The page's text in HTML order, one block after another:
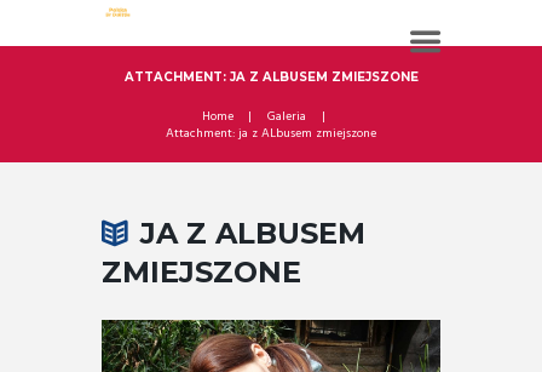
ATTACHMENT: JA Z ALBUSEM ZMIEJSZONE
Home
Galeria
Attachment: ja z ALbusem zmiejszone
JA Z ALBUSEM
ZMIEJSZONE